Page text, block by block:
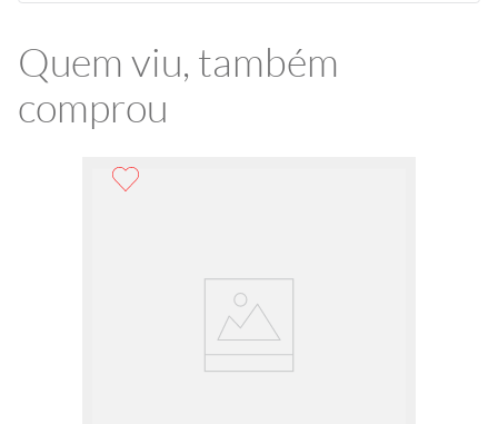
Quem viu, também
comprou